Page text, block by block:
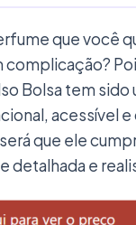
que você
complicação?
Bolsa tem
acessível
que ele
detalhada e